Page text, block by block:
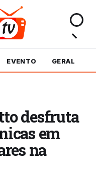
EVENTO GERAL
desfruta
em
na